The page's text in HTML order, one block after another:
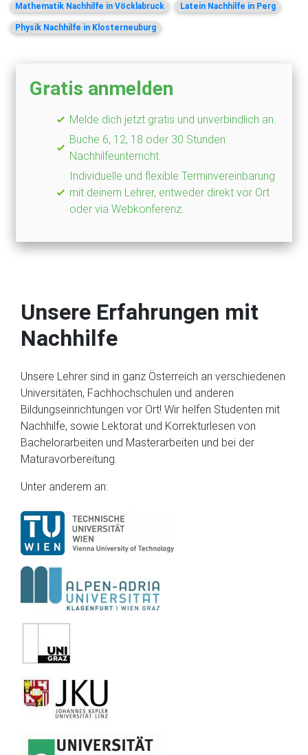
Mathematik Nachhilfe in Vöcklabruck Latein Nachhilfe in Perg
Physik Nachhilfe in Klosterneuburg
Gratis anmelden
Melde dich jetzt gratis und unverbindlich an.
Buche 6, 12, 18 oder 30 Stunden
Nachhilfeunterricht.
Individuelle und flexible Terminvereinbarung
mit deinem Lehrer, entweder direkt vor Ort
oder via Webkonferenz.
Unsere Erfahrungen mit
Nachhilfe
Unsere Lehrer sind in ganz Österreich an verschiedenen
Universitäten, Fachhochschulen und anderen
Bildungseinrichtungen vor Ort! Wir helfen Studenten mit
Nachhilfe, sowie Lektorat und Korrekturlesen von
Bachelorarbeiten und Masterarbeiten und bei der
Maturavorbereitung.
Unter anderem an: